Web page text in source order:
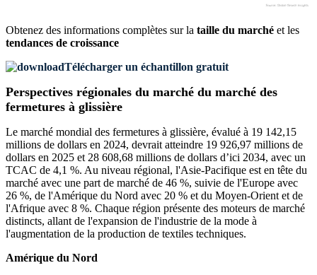
Obtenez des informations complètes sur la taille du marché et les
tendances de croissance
Télécharger un échantillon gratuit
Perspectives régionales du marché du marché des
fermetures à glissière
Le marché mondial des fermetures à glissière, évalué à 19 142,15
millions de dollars en 2024, devrait atteindre 19 926,97 millions de
dollars en 2025 et 28 608,68 millions de dollars d’ici 2034, avec un
TCAC de 4,1 %. Au niveau régional, l'Asie-Pacifique est en tête du
marché avec une part de marché de 46 %, suivie de l'Europe avec
26 %, de l'Amérique du Nord avec 20 % et du Moyen-Orient et de
l'Afrique avec 8 %. Chaque région présente des moteurs de marché
distincts, allant de l'expansion de l'industrie de la mode à
l'augmentation de la production de textiles techniques.
Amérique du Nord